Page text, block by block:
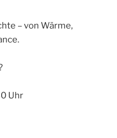
– von Wärme,
Uhr